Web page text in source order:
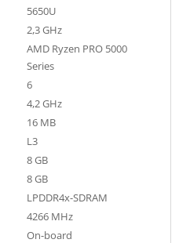
5650U
2,3 GHz
AMD Ryzen PRO 5000
Series
6
4,2 GHz
16 MB
L3
8 GB
8 GB
LPDDR4x-SDRAM
4266 MHz
On-board